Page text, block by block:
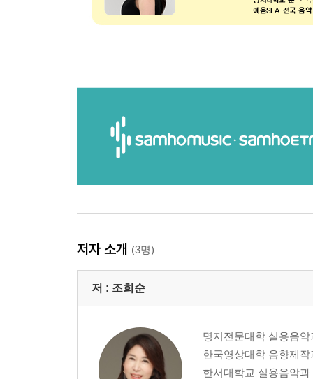
저자 소개 (3명)
저 : 조희순
명지전문대학 실용음
한국영상대학 음향제
한서대학교 실용음악